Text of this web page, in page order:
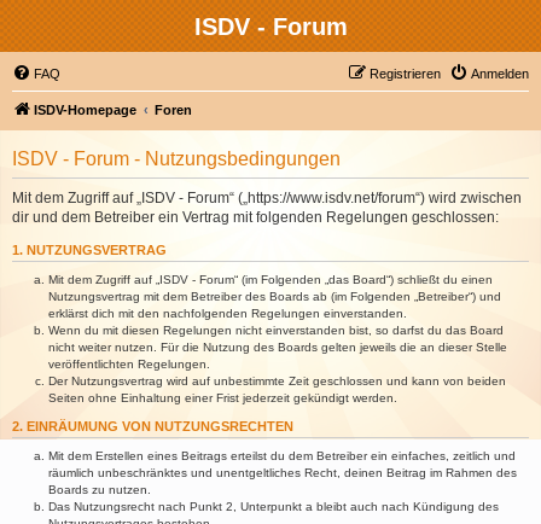
ISDV - Forum
FAQ Anmelden
Registrieren
ISDV-Homepage Foren
ISDV - Forum - Nutzungsbedingungen
Mit dem Zugriff auf „ISDV - Forum“ („https://www.isdv.net/forum“) wird zwischen
dir und dem Betreiber ein Vertrag mit folgenden Regelungen geschlossen:
1. NUTZUNGSVERTRAG
Mit dem Zugriff auf „ISDV - Forum“ (im Folgenden „das Board“) schließt du einen
Nutzungsvertrag mit dem Betreiber des Boards ab (im Folgenden „Betreiber“) und
erklärst dich mit den nachfolgenden Regelungen einverstanden.
Wenn du mit diesen Regelungen nicht einverstanden bist, so darfst du das Board
nicht weiter nutzen. Für die Nutzung des Boards gelten jeweils die an dieser Stelle
veröffentlichten Regelungen.
Der Nutzungsvertrag wird auf unbestimmte Zeit geschlossen und kann von beiden
Seiten ohne Einhaltung einer Frist jederzeit gekündigt werden.
2. EINRÄUMUNG VON NUTZUNGSRECHTEN
Mit dem Erstellen eines Beitrags erteilst du dem Betreiber ein einfaches, zeitlich und
räumlich unbeschränktes und unentgeltliches Recht, deinen Beitrag im Rahmen des
Boards zu nutzen.
Das Nutzungsrecht nach Punkt 2, Unterpunkt a bleibt auch nach Kündigung des